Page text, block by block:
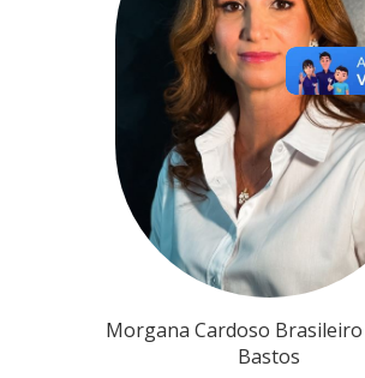
Morgana Cardoso
Bastos